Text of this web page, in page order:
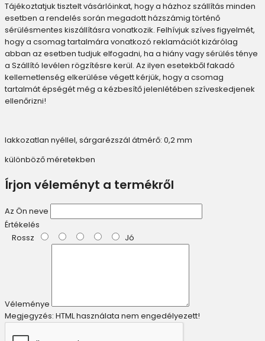
Tájékoztatjuk tisztelt vásárlóinkat, hogy a házhoz szállítás minden
esetben a rendelés során megadott házszámig történő
sérülésmentes kiszállításra vonatkozik. Felhívjuk szíves figyelmét,
hogy a csomag tartalmára vonatkozó reklamációt kizárólag
abban az esetben tudjuk elfogadni, ha a hiány vagy sérülés ténye
a Szállító levélen rögzítésre kerül. Az ilyen esetekből fakadó
kellemetlenség elkerülése végett kérjük, hogy a csomag
tartalmát épségét még a kézbesítő jelenlétében szíveskedjenek
ellenőrizni!
lakkozatlan nyéllel, sárgarézszál átmérő: 0,2 mm
különböző méretekben
Írjon véleményt a termékről
Az Ön neve
Értékelés
Rossz
Jó
Véleménye
Megjegyzés: HTML használata nem engedélyezett!